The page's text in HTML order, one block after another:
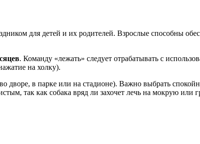
для детей и их родителей. Взрослые способны
. Команду «лежать» следует отрабатывать с
на холку).
дворе, в парке или на стадионе). Важно выбрать
так как собака вряд ли захочет лечь на мокрую или